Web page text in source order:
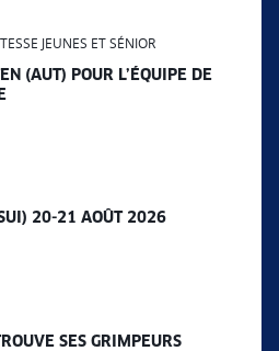
JEUNES ET SÉNIOR
(AUT) POUR L’ÉQUIPE DE
20-21 AOÛT 2026
SES GRIMPEURS